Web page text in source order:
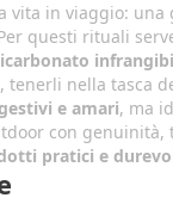
vita in viaggio:
questi rituali
nella tasca
e amari, ma
con
pratici e